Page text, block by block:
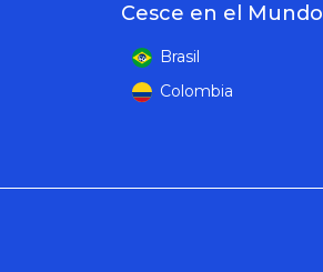
Cesce en el Mundo
Brasil
Colombia